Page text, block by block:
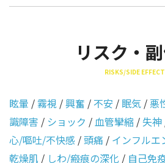
リスク・
RISKS/SIDE
眩暈 /霧視 /興奮 / 不安 / 眠気 /悪
識障害 / ショック /血管攣縮 /失神
心/嘔吐/不快感 /頭痛 / インフルエ
乾燥肌 / しわ/瘢痕の深化 / 自己免